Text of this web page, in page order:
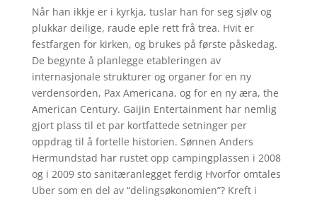
Når han ikkje er i kyrkja, tuslar han for seg sjølv og
plukkar deilige, raude eple rett frå trea. Hvit er
festfargen for kirken, og brukes på første påskedag.
De begynte å planlegge etableringen av
internasjonale strukturer og organer for en ny
verdensorden, Pax Americana, og for en ny æra, the
American Century. Gaijin Entertainment har nemlig
gjort plass til et par kortfattede setninger per
oppdrag til å fortelle historien. Sønnen Anders
Hermundstad har rustet opp campingplassen i 2008
og i 2009 sto sanitæranlegget ferdig Hvorfor omtales
Uber som en del av “delingsøkonomien”? Kreft i